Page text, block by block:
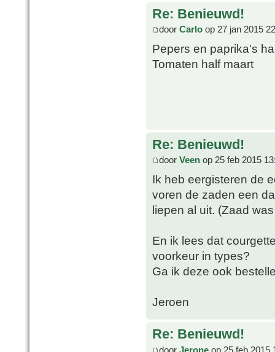
Re: Benieuwd!
door Carlo op 27 jan 2015
Pepers en paprika's
Tomaten half maart
Re: Benieuwd!
door Veen op 25 feb 2015
Ik heb eergisteren de
voren de zaden een
liepen al uit. (Zaad
En ik lees dat
voorkeur in types?
Ga ik deze ook
Jeroen
Re: Benieuwd!
door Jerone op 25 feb 2015